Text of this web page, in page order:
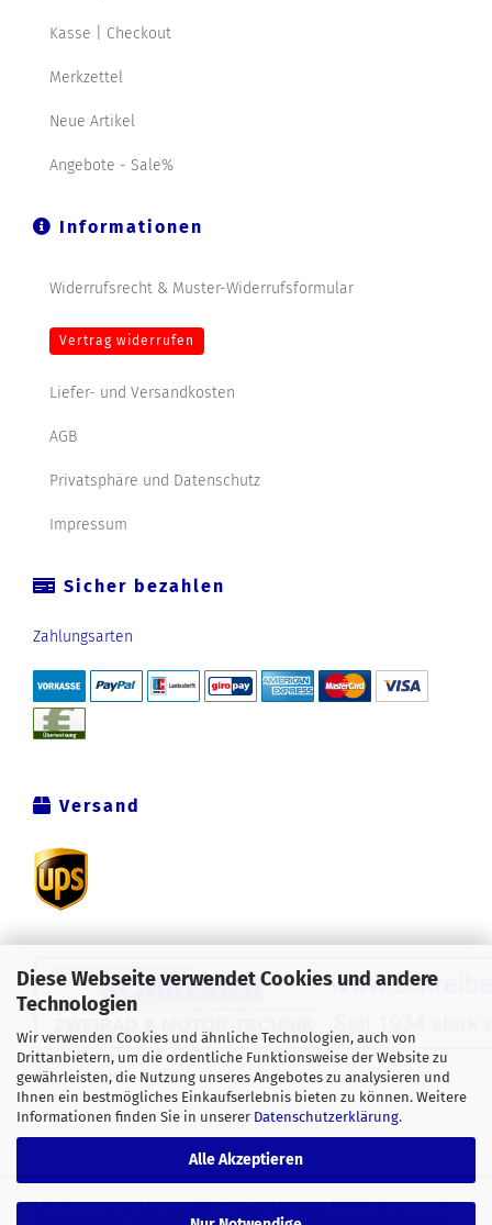
Diese Webseite verwendet Cookies und andere
Technologien
Wir verwenden Cookies und ähnliche Technologien, auch von
Drittanbietern, um die ordentliche Funktionsweise der Website zu
gewährleisten, die Nutzung unseres Angebotes zu analysieren und
Ihnen ein bestmögliches Einkaufserlebnis bieten zu können. Weitere
Informationen finden Sie in unserer Datenschutzerklärung.
Alle Akzeptieren
Kasse | Checkout
Merkzettel
Neue Artikel
Angebote - Sale%
Informationen
Widerrufsrecht & Muster-Widerrufsformular
Vertrag widerrufen
Liefer- und Versandkosten
AGB
Privatsphäre und Datenschutz
Impressum
Sicher bezahlen
Zahlungsarten
Versand
Alle Preise verstehen sich inklusive der gesetzlichen
Mehrwertsteuer, zzgl.Versandkostensoweit nicht anders
gekennzeichnet.
Onlineshopby Gambio.de © 2026 Gambio ThemesXycons.de